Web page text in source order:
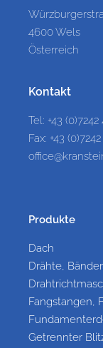
4600 Wels
Österreich
Kontakt
Tel: +43
Fax: +43
Produkte
Dach
Drähte,
Fangstangen,
Getrennter